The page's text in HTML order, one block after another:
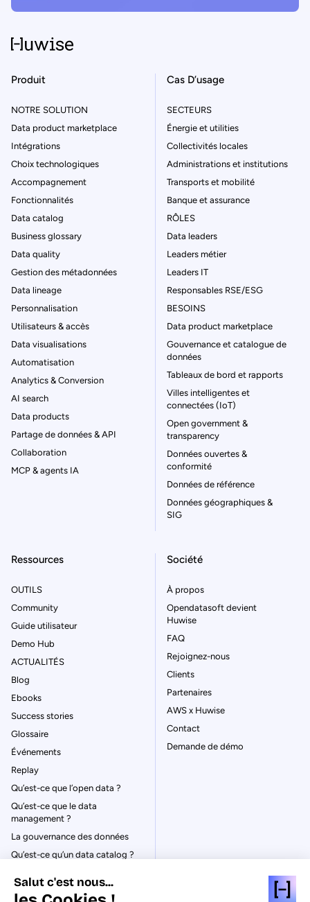
Produit
NOTRE SOLUTION
Data product marketplace
Intégrations
Choix technologiques
Accompagnement
Fonctionnalités
Data catalog
Business glossary
Data quality
Gestion des métadonnées
Data lineage
Personnalisation
Utilisateurs & accès
Data visualisations
Automatisation
Analytics & Conversion
AI search
Data products
Partage de données & API
Collaboration
MCP & agents IA
Cas D’usage
SECTEURS
Énergie et utilities
Collectivités locales
Administrations et institutions
Transports et mobilité
Banque et assurance
RÔLES
Data leaders
Leaders métier
Leaders IT
Responsables RSE/ESG
BESOINS
Data product marketplace
Gouvernance et catalogue de
données
Tableaux de bord et rapports
Villes intelligentes et
connectées (IoT)
Open government &
transparency
Données ouvertes &
conformité
Données de référence
Données géographiques &
SIG
Ressources
OUTILS
Community
Guide utilisateur
Demo Hub
ACTUALITÉS
Blog
Ebooks
Success stories
Glossaire
Événements
Replay
Qu’est-ce que l’open data ?
Qu’est-ce que le data
management ?
La gouvernance des données
Qu’est-ce qu’un data catalog ?
Société
À propos
Opendatasoft devient
Huwise
FAQ
Rejoignez-nous
Clients
Partenaires
AWS x Huwise
Contact
Demande de démo
Salut c'est nous...